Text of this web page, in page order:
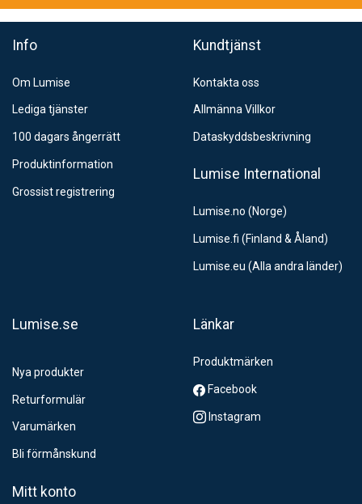
undvika driftstopp eller olyckor.
Info
Om Lumise
Lediga tjänster
100 dagars ångerrätt
Produktinformation
Grossist registrering
Kundtjänst
Kontakta oss
Allmänna Villkor
Dataskyddsbeskrivning
Lumise International
Lumise.no (Norge)
Lumise.fi (Finland & Åland)
Lumise.eu (Alla andra länder)
Lumise.se
Nya produkter
Returformulär
Varumärken
Bli förmånskund
Länkar
Produktmärken
Facebook
Instagram
Mitt konto